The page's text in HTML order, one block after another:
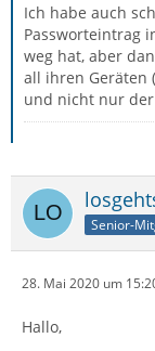
Ich habe auch
Passworteintrag
weg hat, aber
all ihren Geräten
und nicht nur
Senior-
28. Mai 2020 um
Hallo,